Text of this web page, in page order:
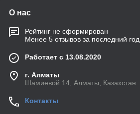
О нас
Рейтинг не сформирован
Менее 5 отзывов за последний год
Работает с 13.08.2020
г. Алматы
Шамиевой 14, Алматы, Казахстан
Контакты